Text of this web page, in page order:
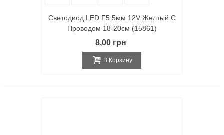
Светодиод LED F5 5мм 12V Желтый С
Проводом 18-20см (15861)
8,00 грн
В Корзину